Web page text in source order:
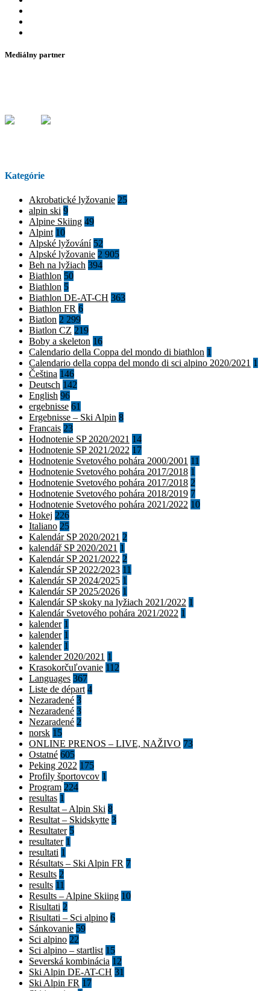
Mediálny partner
Kategórie
Akrobatické lyžovanie 25
alpin ski 9
Alpine Skiing 49
Alpint 10
Alpské lyžování 52
Alpské lyžovanie 2 905
Beh na lyžiach 394
Biathlon 50
Biathlon 5
Biathlon DE-AT-CH 363
Biathlon FR 6
Biatlon 2 299
Biatlon CZ 219
Boby a skeleton 16
Calendario della Coppa del mondo di biathlon 1
Calendario della coppa del mondo di sci alpino 2020/2021 1
Čeština 146
Deutsch 142
English 96
ergebnisse 61
Ergebnisse – Ski Alpin 8
Francais 23
Hodnotenie SP 2020/2021 14
Hodnotenie SP 2021/2022 17
Hodnotenie Svetového pohára 2000/2001 11
Hodnotenie Svetového pohára 2017/2018 1
Hodnotenie Svetového pohára 2017/2018 2
Hodnotenie Svetového pohára 2018/2019 7
Hodnotenie Svetového pohára 2021/2022 10
Hokej 226
Italiano 25
Kalendár SP 2020/2021 2
kalendář SP 2020/2021 1
Kalendár SP 2021/2022 2
Kalendár SP 2022/2023 11
Kalendár SP 2024/2025 1
Kalendár SP 2025/2026 1
Kalendár SP skoky na lyžiach 2021/2022 1
Kalendár Svetového pohára 2021/2022 1
kalender 1
kalender 1
kalender 1
kalender 2020/2021 1
Krasokorčuľovanie 112
Languages 367
Liste de départ 4
Nezaradené 3
Nezaradené 3
Nezaradené 2
norsk 15
ONLINE PRENOS – LIVE, NAŽIVO 73
Ostatné 605
Peking 2022 175
Profily športovcov 1
Program 224
resultas 1
Resultat – Alpin Ski 8
Resultat – Skidskytte 3
Resultater 5
resultater 1
resultati 1
Résultats – Ski Alpin FR 7
Results 2
results 11
Results – Alpine Skiing 10
Risultati 2
Risultati – Sci alpino 6
Sánkovanie 59
Sci alpino 22
Sci alpino – startlist 15
Severská kombinácia 12
Ski Alpin DE-AT-CH 31
Ski Alpin FR 17